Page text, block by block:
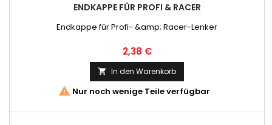
ENDKAPPE FÜR PROFI & RACER
Endkappe für Profi- &amp; Racer-Lenker
Preis
2,38 €
 In den Warenkorb
 Nur noch wenige Teile verfügbar